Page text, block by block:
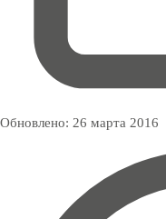
Обновлено: 26 марта 2016